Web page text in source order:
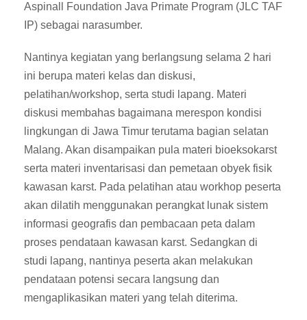
Aspinall Foundation Java Primate Program (JLC TAF
IP) sebagai narasumber.
Nantinya kegiatan yang berlangsung selama 2 hari
ini berupa materi kelas dan diskusi,
pelatihan/workshop, serta studi lapang. Materi
diskusi membahas bagaimana merespon kondisi
lingkungan di Jawa Timur terutama bagian selatan
Malang. Akan disampaikan pula materi bioeksokarst
serta materi inventarisasi dan pemetaan obyek fisik
kawasan karst. Pada pelatihan atau workhop peserta
akan dilatih menggunakan perangkat lunak sistem
informasi geografis dan pembacaan peta dalam
proses pendataan kawasan karst. Sedangkan di
studi lapang, nantinya peserta akan melakukan
pendataan potensi secara langsung dan
mengaplikasikan materi yang telah diterima.